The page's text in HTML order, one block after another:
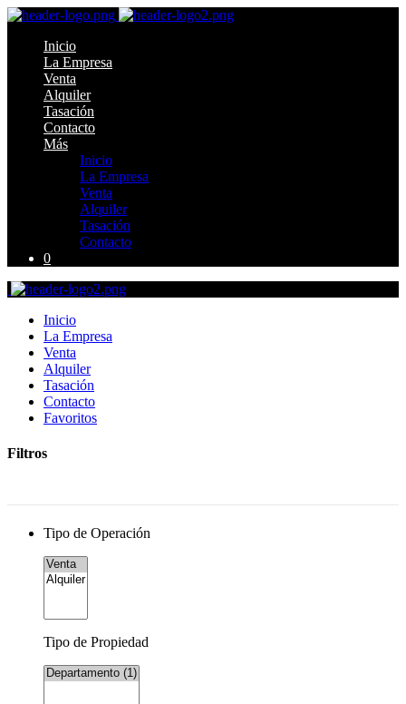
Inicio
La Empresa
Venta
Alquiler
Tasación
Contacto
Más
Inicio
La Empresa
Venta
Alquiler
Tasación
Contacto
0
Inicio
La Empresa
Venta
Alquiler
Tasación
Contacto
Favoritos
Filtros
Tipo de Operación
Tipo de Propiedad